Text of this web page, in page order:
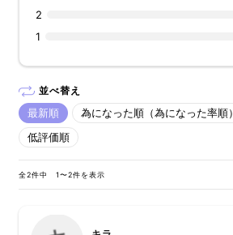
2
1
並べ替え
最新順 為になった順（為になった率順）
低評価順
全2件中 1〜2件を表示